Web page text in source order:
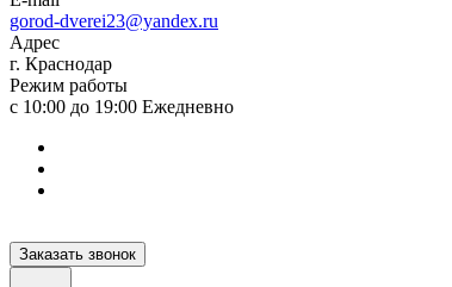
gorod-dverei23@yandex.ru
Адрес
г. Краснодар
Режим работы
с 10:00 до 19:00 Ежедневно
Заказать звонок